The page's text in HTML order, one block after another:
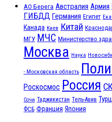
АО Берега Австралия Армия
ГИБДД Германия Египет
Канада Киев Китай
МГУ МЧС Министерство
Москва Наука
- Московская область
Роскосмос Россия
Сочи Таджикистан Тель-Авив
ФСБ Франция Япония